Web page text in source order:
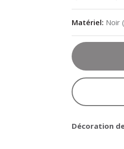
Matériel: Noir
Décoration